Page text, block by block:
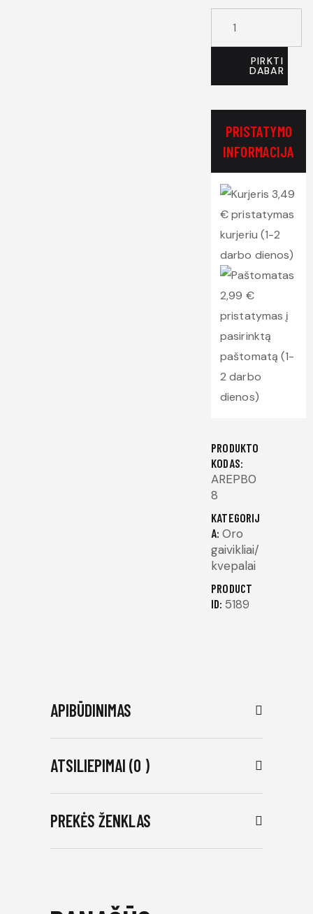
PIRKTI
DABAR
PRISTATYMO
INFORMACIJA
3,49
€ pristatymas
kurjeriu (1-2
darbo dienos)
2,99 €
pristatymas į
pasirinktą
paštomatą (1-
2 darbo
dienos)
PRODUKTO
KODAS:
AREPB0
8
KATEGORIJ
A: Oro
gaivikliai/
kvepalai
PRODUCT
ID: 5189
APIBŪDINIMAS
ATSILIEPIMAI (0 )
PREKĖS ŽENKLAS